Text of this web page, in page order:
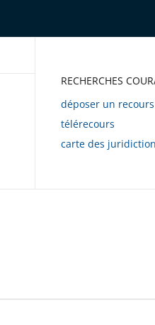
RECHERCHES
déposer un recours
télérecours
carte des